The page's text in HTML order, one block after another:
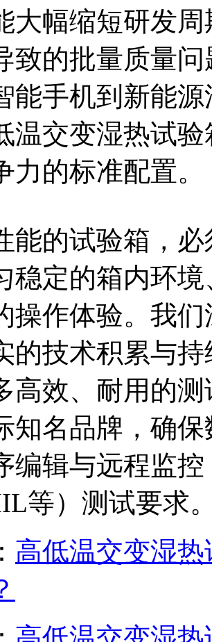
大幅缩短研发
致的批量质量
能手机到新能
温交变湿热试
力的标准配置。
能的试验箱，
稳定的箱内环
操作体验。我
的技术积累与
高效、耐用的
知名品牌，确
编辑与远程监
等）测试要求
高低温交变湿